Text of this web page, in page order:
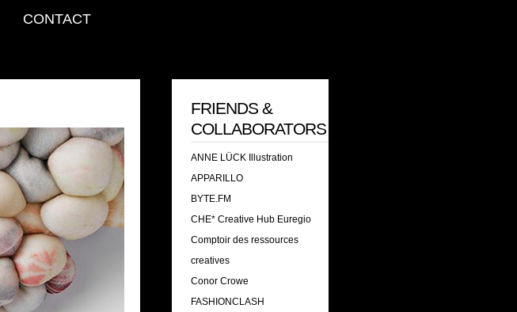
CONTACT
FRIENDS &
COLLABORATORS
ANNE LÜCK Illustration
APPARILLO
BYTE.FM
CHE* Creative Hub Euregio
Comptoir des ressources
creatives
Conor Crowe
FASHIONCLASH